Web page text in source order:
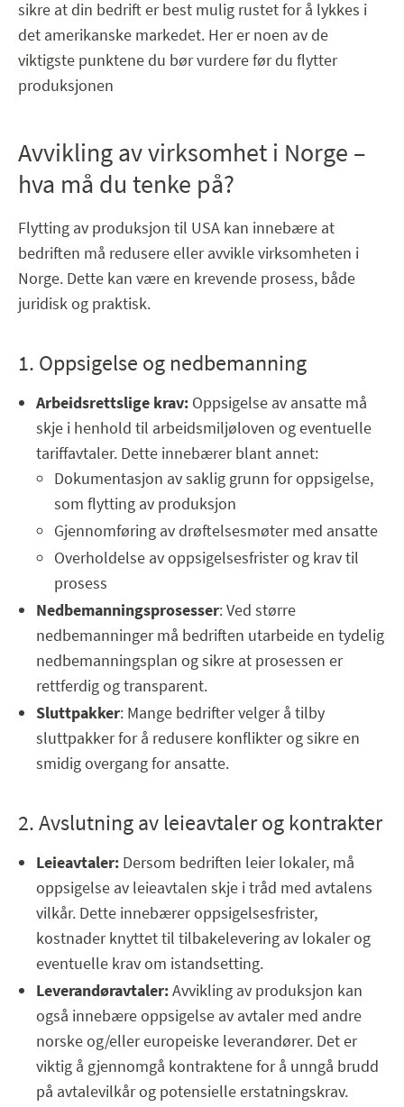
sikre at din bedrift er best mulig rustet for å lykkes i
det amerikanske markedet. Her er noen av de
viktigste punktene du bør vurdere før du flytter
produksjonen
Avvikling av virksomhet i Norge –
hva må du tenke på?
Flytting av produksjon til USA kan innebære at
bedriften må redusere eller avvikle virksomheten i
Norge. Dette kan være en krevende prosess, både
juridisk og praktisk.
1. Oppsigelse og nedbemanning
Arbeidsrettslige krav: Oppsigelse av ansatte må
skje i henhold til arbeidsmiljøloven og eventuelle
tariffavtaler. Dette innebærer blant annet:
Dokumentasjon av saklig grunn for oppsigelse,
som flytting av produksjon
Gjennomføring av drøftelsesmøter med ansatte
Overholdelse av oppsigelsesfrister og krav til
prosess
Nedbemanningsprosesser: Ved større
nedbemanninger må bedriften utarbeide en tydelig
nedbemanningsplan og sikre at prosessen er
rettferdig og transparent.
Sluttpakker: Mange bedrifter velger å tilby
sluttpakker for å redusere konflikter og sikre en
smidig overgang for ansatte.
2. Avslutning av leieavtaler og kontrakter
Leieavtaler: Dersom bedriften leier lokaler, må
oppsigelse av leieavtalen skje i tråd med avtalens
vilkår. Dette innebærer oppsigelsesfrister,
kostnader knyttet til tilbakelevering av lokaler og
eventuelle krav om istandsetting.
Leverandøravtaler:Avvikling av produksjon kan
også innebære oppsigelse av avtaler med andre
norske og/eller europeiske leverandører. Det er
viktig å gjennomgå kontraktene for å unngå brudd
på avtalevilkår og potensielle erstatningskrav.